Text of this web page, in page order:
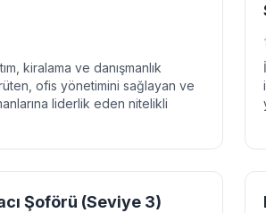
kiralama ve danışmanlık
ofis yönetimini sağlayan ve
liderlik eden nitelikli
Şoförü (Seviye 3)